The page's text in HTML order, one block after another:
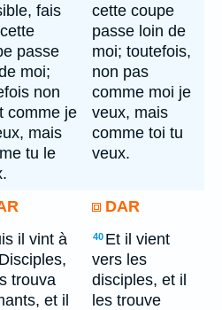
fais
passe
moi;
non
comme je
mais
tu le
cette coupe
passe loin de
moi; toutefois,
non pas
comme moi je
veux, mais
comme toi tu
veux.
DAR
il vint à
trouva
et il
40 Et il vient
vers les
disciples, et il
les trouve